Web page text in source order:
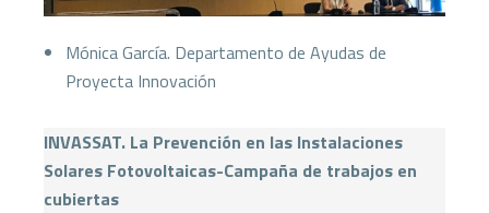
Mónica García. Departamento de Ayudas de
Proyecta Innovación
INVASSAT. La Prevención en las Instalaciones
Solares Fotovoltaicas-Campaña de trabajos en
cubiertas